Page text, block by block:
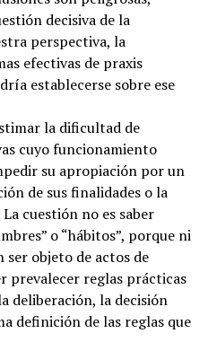
decisiva de la
perspectiva, la
efectivas de praxis
establecerse sobre ese
la dificultad de
cuyo funcionamiento
su apropiación por un
de sus finalidades o la
cuestión no es saber
o “hábitos”, porque ni
ser objeto de actos de
prevalecer reglas prácticas
deliberación, la decisión
definición de las reglas que